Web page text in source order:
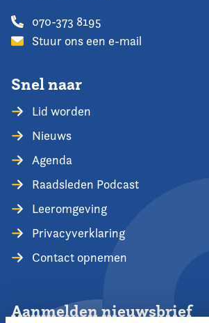
070-373 8195
Stuur ons een e-mail
Snel naar
Lid worden
Nieuws
Agenda
Raadsleden Podcast
Leeromgeving
Privacyverklaring
Contact opnemen
Aanmelden nieuwsbrief